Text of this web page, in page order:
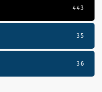
443
35
36